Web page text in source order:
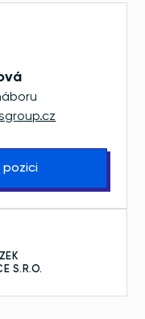
pozici
S.R.O.